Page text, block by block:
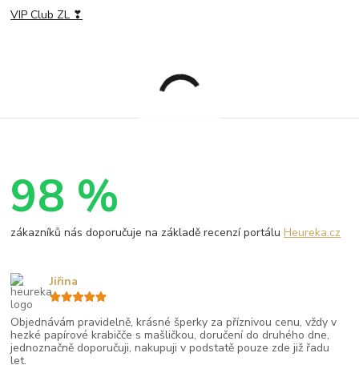
VIP Club ZL ❣
98 %
zákazníků nás doporučuje na základě recenzí portáluHeureka.cz
Objednávám pravidelně, krásné šperky za příznivou cenu, vždy v
hezké papírové krabičče s mašličkou, doručení do druhého dne,
jednoznačně doporučuji, nakupuji v podstatě pouze zde již řadu
let.
Jiřina